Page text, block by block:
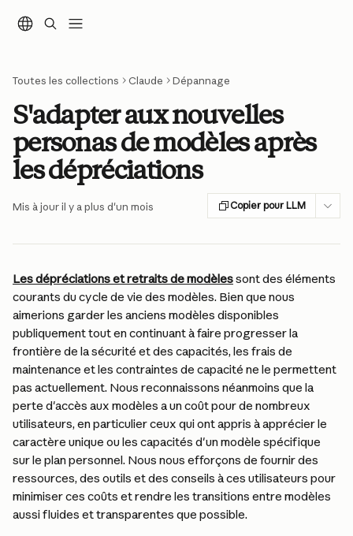
Toutes les collections Claude Dépannage
S'adapter aux nouvelles
personas de modèles après
les dépréciations
Mis à jour il y a plus d'un mois Copier pour LLM
Les dépréciations et retraits de modèles sont des éléments
courants du cycle de vie des modèles. Bien que nous
aimerions garder les anciens modèles disponibles
publiquement tout en continuant à faire progresser la
frontière de la sécurité et des capacités, les frais de
maintenance et les contraintes de capacité ne le permettent
pas actuellement. Nous reconnaissons néanmoins que la
perte d'accès aux modèles a un coût pour de nombreux
utilisateurs, en particulier ceux qui ont appris à apprécier le
caractère unique ou les capacités d'un modèle spécifique
sur le plan personnel. Nous nous efforçons de fournir des
ressources, des outils et des conseils à ces utilisateurs pour
minimiser ces coûts et rendre les transitions entre modèles
aussi fluides et transparentes que possible.